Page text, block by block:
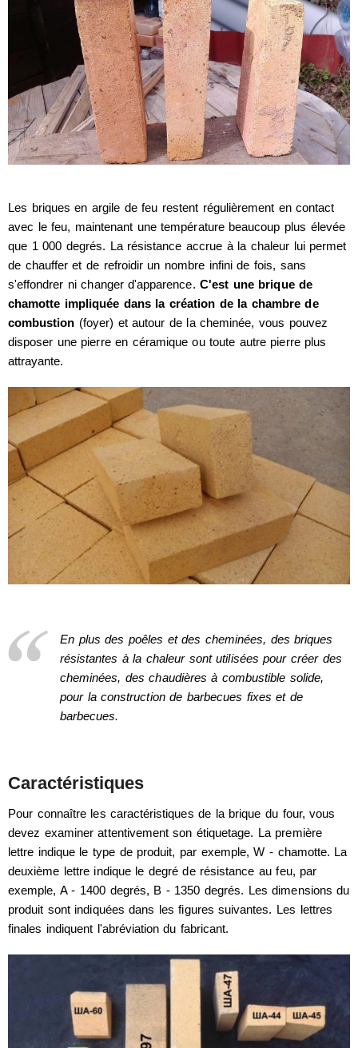
Les briques en argile de feu restent régulièrement en contact
avec le feu, maintenant une température beaucoup plus élevée
que 1 000 degrés. La résistance accrue à la chaleur lui permet
de chauffer et de refroidir un nombre infini de fois, sans
s'effondrer ni changer d'apparence.C'est une brique de
chamotte impliquée dans la création de la chambre de
combustion (foyer) et autour de la cheminée, vous pouvez
disposer une pierre en céramique ou toute autre pierre plus
attrayante.
En plus des poêles et des cheminées, des briques
résistantes à la chaleur sont utilisées pour créer des
cheminées, des chaudières à combustible solide,
pour la construction de barbecues fixes et de
barbecues.
Caractéristiques
Pour connaître les caractéristiques de la brique du four, vous
devez examiner attentivement son étiquetage. La première
lettre indique le type de produit, par exemple, W - chamotte. La
deuxième lettre indique le degré de résistance au feu, par
exemple, A - 1400 degrés, B - 1350 degrés. Les dimensions du
produit sont indiquées dans les figures suivantes. Les lettres
finales indiquent l'abréviation du fabricant.